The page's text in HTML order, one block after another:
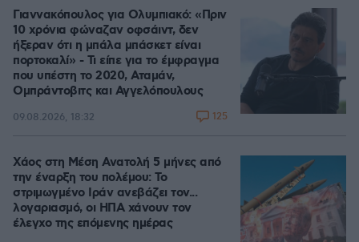
Γιαννακόπουλος για Ολυμπιακό: «Πριν
10 χρόνια φώναζαν οφσάιντ, δεν
ήξεραν ότι η μπάλα μπάσκετ είναι
πορτοκαλί» - Τι είπε για το έμφραγμα
που υπέστη το 2020, Αταμάν,
Ομπράντοβιτς και Αγγελόπουλους
09.08.2026, 18:32 125
Χάος στη Μέση Ανατολή 5 μήνες από
την έναρξη του πολέμου: Το
στριμωγμένο Ιράν ανεβάζει τον...
λογαριασμό, οι ΗΠΑ χάνουν τον
έλεγχο της επόμενης ημέρας